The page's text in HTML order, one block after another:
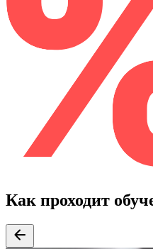
Как проходит